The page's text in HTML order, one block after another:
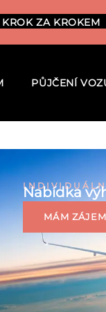
ZA KROKEM
PŮJČENÍ
Nabídka
MÁM ZÁJEM